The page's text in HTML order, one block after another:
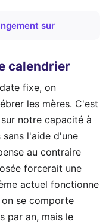
sur
calendrier
fixe, on
les mères. C'est
notre capacité à
l'aide d'une
au contraire
forcerait une
actuel fonctionne
on se comporte
par an, mais le